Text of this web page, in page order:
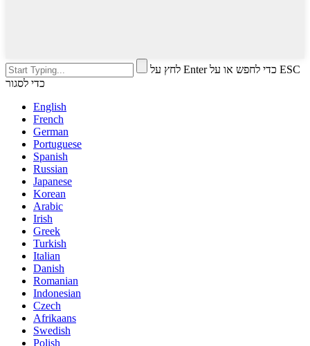
לחץ על Enter כדי לחפש או על ESC
כדי לסגור
English
French
German
Portuguese
Spanish
Russian
Japanese
Korean
Arabic
Irish
Greek
Turkish
Italian
Danish
Romanian
Indonesian
Czech
Afrikaans
Swedish
Polish